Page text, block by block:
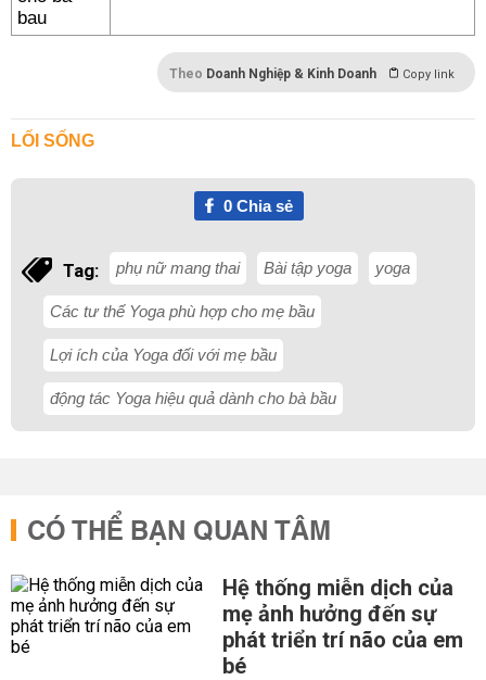
Theo Doanh Nghiệp & Kinh Doanh Copy link
LỐI SỐNG
0Chia sẻ
Tag: phụ nữ mang thai Bài tập yoga yoga
Các tư thế Yoga phù hợp cho mẹ bầu
Lợi ích của Yoga đối với mẹ bầu
động tác Yoga hiệu quả dành cho bà bầu
CÓ THỂ BẠN QUAN TÂM
Hệ thống miễn dịch của
mẹ ảnh hưởng đến sự
phát triển trí não của em
bé